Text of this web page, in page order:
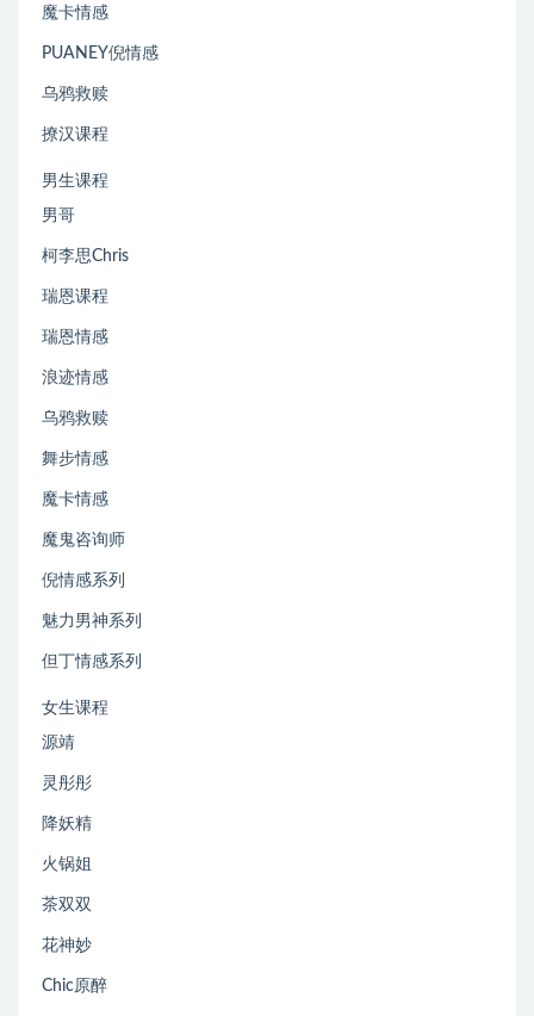
魔卡情感
PUANEY倪情感
乌鸦救赎
撩汉课程
男生课程
男哥
柯李思Chris
瑞恩课程
瑞恩情感
浪迹情感
乌鸦救赎
舞步情感
魔卡情感
魔鬼咨询师
倪情感系列
魅力男神系列
但丁情感系列
女生课程
源靖
灵彤彤
降妖精
火锅姐
茶双双
花神妙
Chic原醉